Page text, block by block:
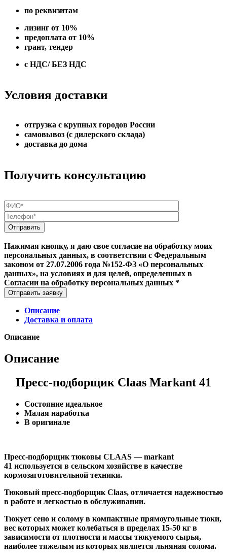
по реквизитам
лизинг от 10%
предоплата от 10%
грант, тендер
с НДС/ БЕЗ НДС
Условия доставки
отгрузка с крупных городов России
самовывоз (с дилерского склада)
доставка до дома
Получить консультацию
Нажимая кнопку, я даю свое согласие на обработку моих
персональных данных, в соответствии с Федеральным
законом от 27.07.2006 года №152-ФЗ «О персональных
данных», на условиях и для целей, определенных в
Согласии на обработку персональных данных *
Отправить заявку
Описание
Доставка и оплата
Описание
Описание
Пресс-подборщик Claas Markant 41
Состояние идеальное
Малая наработка
В оригинале
Пресс-подборщик тюковы CLAAS — markant
41 используется в сельском хозяйстве в качестве
кормозаготовительной техники.
Тюковый пресс-подборщик Claas, отличается надежностью
в работе и легкостью в обслуживании.
Тюкует сено и солому в компактные прямоугольные тюки,
вес которых может колебаться в пределах 15-50 кг в
зависимости от плотности и массы тюкуемого сырья,
наиболее тяжелым из которых является льняная солома.